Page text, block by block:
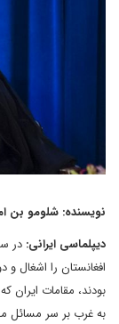
نویسنده: شلومو بن
دیپلماسی ایرانی:
افغانستان را اشغال
بودند، مقامات
به غرب بر سر مسائل